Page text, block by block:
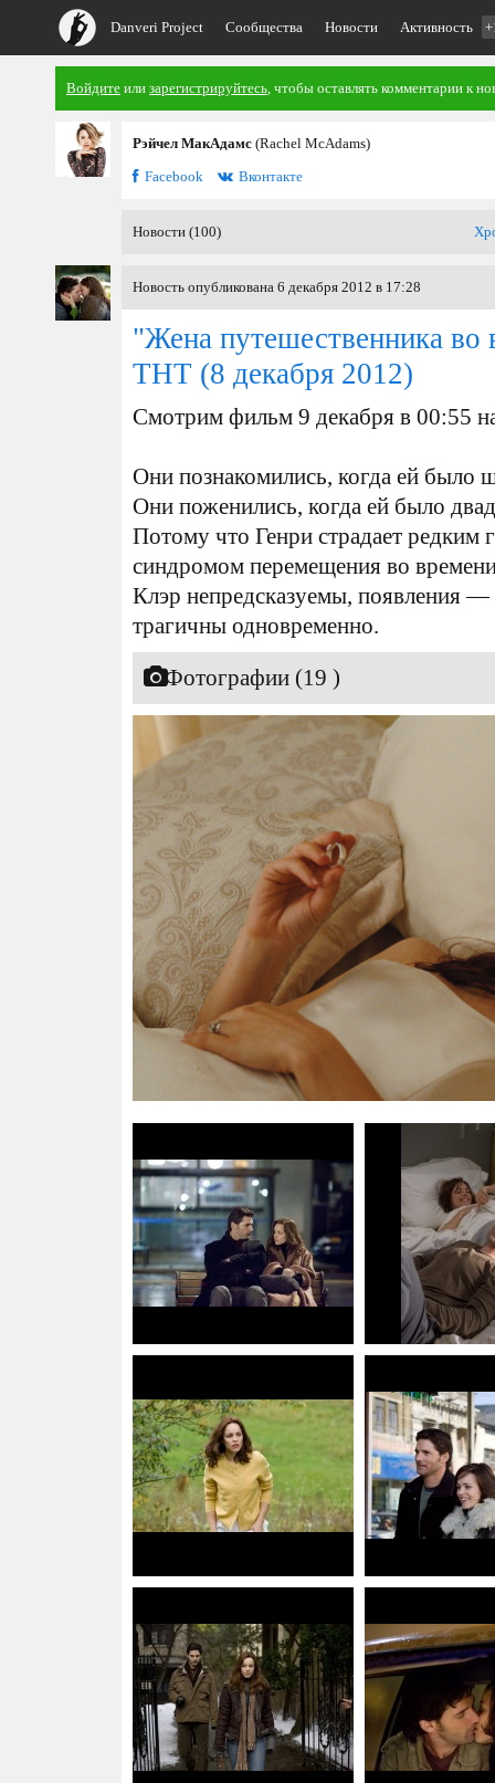
Danveri Project Сообщества Новости Активность
Войдите или зарегистрируйтесь, чтобы оставлять комментарии к
Рэйчел МакАдамс (Rachel McAdams)
Facebook
Вконтакте
Новости (100)
Новость опубликована 6 декабря 2012 в 17:28
"Жена путешественника во
ТНТ (8 декабря 2012)
Смотрим фильм 9 декабря в 00:55
Они познакомились, когда ей было
Они поженились, когда ей было
Потому что Генри страдает редким
синдромом перемещения во
Клэр непредсказуемы, появления
трагичны одновременно.
Фотографии (19 )